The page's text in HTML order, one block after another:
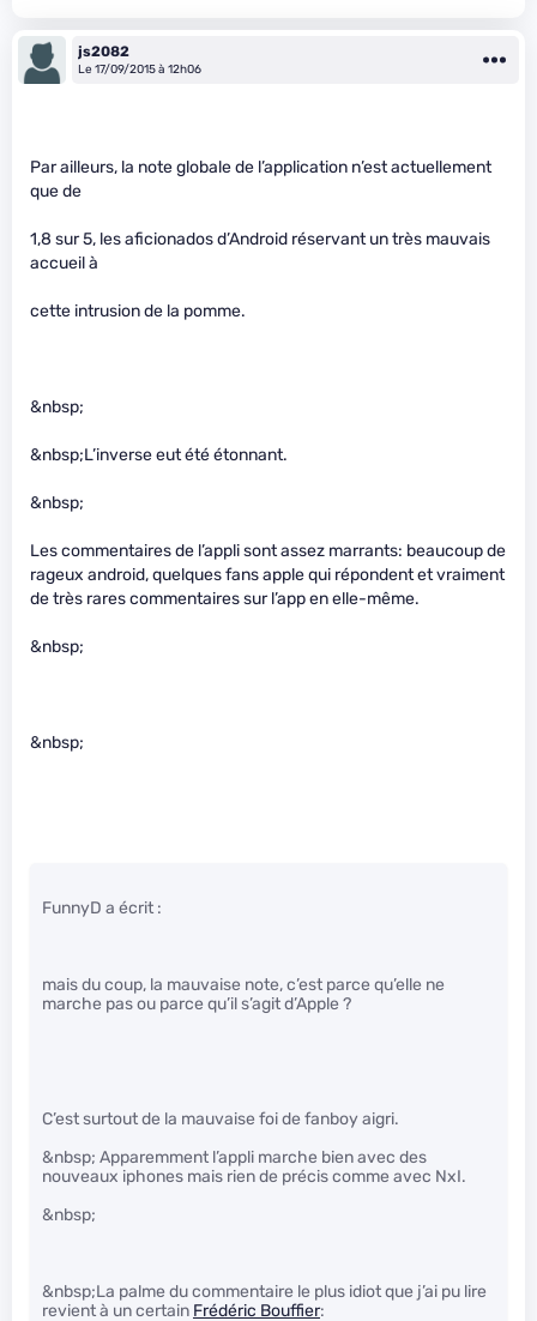
js2082
Le 17/09/2015 à 12h06
Par ailleurs, la note globale de l’application n’est actuellement
que de
1,8 sur 5, les aficionados d’Android réservant un très mauvais
accueil à
cette intrusion de la pomme.
&nbsp;
&nbsp;L’inverse eut été étonnant.
&nbsp;
Les commentaires de l’appli sont assez marrants: beaucoup de
rageux android, quelques fans apple qui répondent et vraiment
de très rares commentaires sur l’app en elle-même.
&nbsp;
&nbsp;
FunnyD a écrit :
mais du coup, la mauvaise note, c’est parce qu’elle ne
marche pas ou parce qu’il s’agit d’Apple ?
C’est surtout de la mauvaise foi de fanboy aigri.
&nbsp; Apparemment l’appli marche bien avec des
nouveaux iphones mais rien de précis comme avec NxI.
&nbsp;
&nbsp;La palme du commentaire le plus idiot que j’ai pu lire
revient à un certain Frédéric Bouffier: